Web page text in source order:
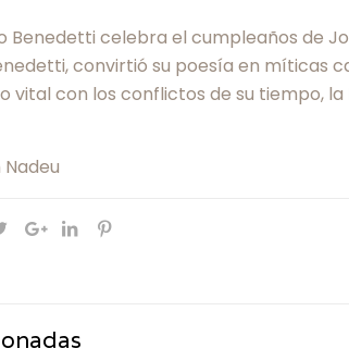
Benedetti celebra el cumpleaños de
convirtió su poesía en míticas
vital con los conflictos de su tiempo,